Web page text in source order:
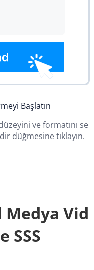
Başlatın
ve formatını se
düğmesine tıklayın.
Medya Vid
SSS